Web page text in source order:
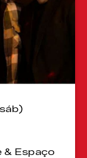
& Espaço